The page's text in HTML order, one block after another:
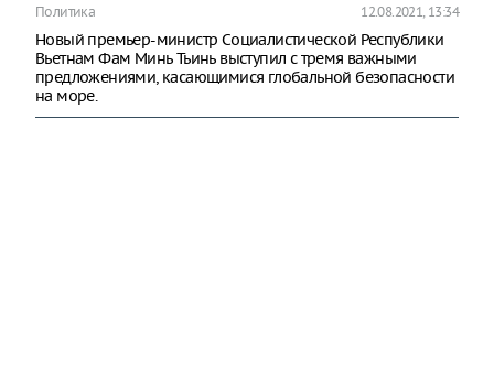
Политика 12.08.2021, 13:34
Новый премьер-министр Социалистической Республики
Вьетнам Фам Минь Тьинь выступил с тремя важными
предложениями, касающимися глобальной безопасности
на море.